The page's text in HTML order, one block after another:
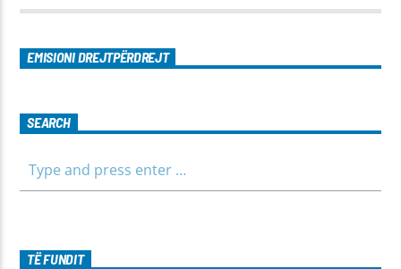
EMISIONI DREJTPËRDREJT
SEARCH
TË FUNDIT